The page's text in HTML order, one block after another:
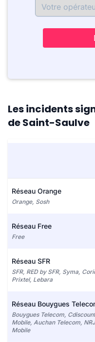
Les incidents
de Saint-Saulve
Réseau Orange
Orange, Sosh
Réseau Free
Free
Réseau SFR
SFR, RED by SFR, Syma,
Prixtel, Lebara
Réseau Bouygues
Bouygues Telecom, Cdiscount
Mobile, Auchan Telecom, NRJ
Mobile